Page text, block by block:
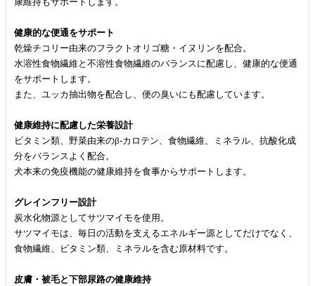
健康的な便通をサポート
乾燥チコリー由来のフラクトオリゴ糖・イヌリンを配合。
水溶性食物繊維と不溶性食物繊維のバランスに配慮し、健康的な便通
をサポートします。
また、ユッカ抽出物を配合し、便の臭いにも配慮しています。
健康維持に配慮した栄養設計
ビタミン類、野菜由来のβ-カロテン、食物繊維、ミネラル、抗酸化成
分をバランスよく配合。
犬本来の免疫機能の健康維持を食事からサポートします。
グレインフリー設計
炭水化物源としてサツマイモを使用。
サツマイモは、毎日の活動を支えるエネルギー源としてだけでなく、
食物繊維、ビタミン類、ミネラルを含む原材料です。
皮膚・被毛と下部尿路の健康維持